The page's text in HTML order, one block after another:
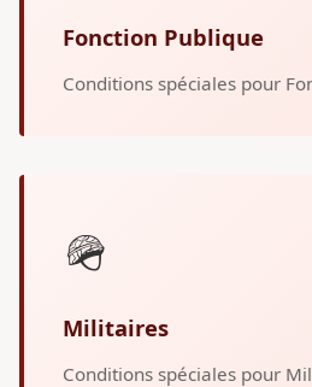
Fonction Publique
Conditions spéciales pour
🪖
Militaires
Conditions spéciales pour